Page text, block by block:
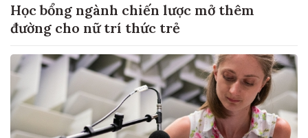
Học bổng ngành chiến lược mở thêm
đường cho nữ trí thức trẻ